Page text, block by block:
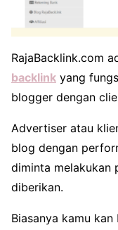
RajaBacklink.com
backlink yang
blogger dengan
Advertiser atau
blog dengan
diminta melakukan
diberikan.
Biasanya kamu